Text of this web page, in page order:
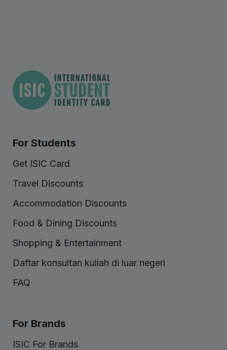
For Students
Get ISIC Card
Travel Discounts
Accommodation Discounts
Food & Dining Discounts
Shopping & Entertainment
Daftar konsultan kuliah di luar negeri
FAQ
For Brands
ISIC For Brands